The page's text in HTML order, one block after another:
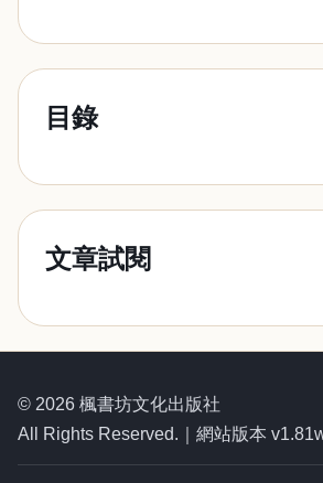
目錄
文章試閱
© 2026 楓書坊文化出版社
All Rights Reserved.｜網站版本